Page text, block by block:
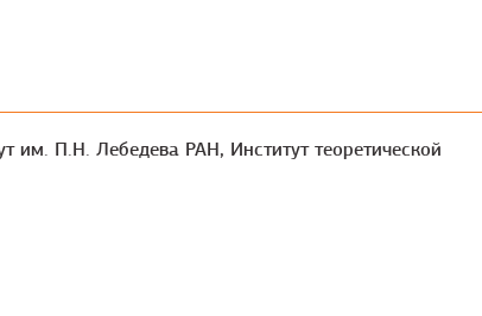
им. П.Н. Лебедева РАН, Институт теоретической